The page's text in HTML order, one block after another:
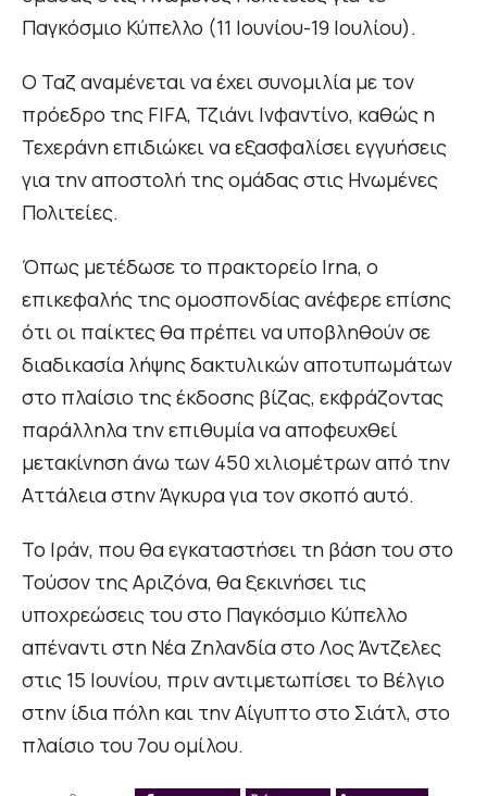
Παγκόσμιο Κύπελλο (11 Ιουνίου-19 Ιουλίου).
Ο Ταζ αναμένεται να έχει συνομιλία με τον
πρόεδρο της FIFA, Τζιάνι Ινφαντίνο, καθώς η
Τεχεράνη επιδιώκει να εξασφαλίσει εγγυήσεις
για την αποστολή της ομάδας στις Ηνωμένες
Πολιτείες.
Όπως μετέδωσε το πρακτορείο Irna, ο
επικεφαλής της ομοσπονδίας ανέφερε επίσης
ότι οι παίκτες θα πρέπει να υποβληθούν σε
διαδικασία λήψης δακτυλικών αποτυπωμάτων
στο πλαίσιο της έκδοσης βίζας, εκφράζοντας
παράλληλα την επιθυμία να αποφευχθεί
μετακίνηση άνω των 450 χιλιομέτρων από την
Αττάλεια στην Άγκυρα για τον σκοπό αυτό.
Το Ιράν, που θα εγκαταστήσει τη βάση του στο
Τούσον της Αριζόνα, θα ξεκινήσει τις
υποχρεώσεις του στο Παγκόσμιο Κύπελλο
απέναντι στη Νέα Ζηλανδία στο Λος Άντζελες
στις 15 Ιουνίου, πριν αντιμετωπίσει το Βέλγιο
στην ίδια πόλη και την Αίγυπτο στο Σιάτλ, στο
πλαίσιο του 7ου ομίλου.